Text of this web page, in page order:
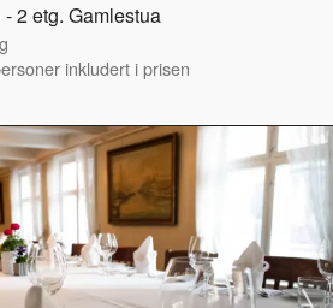
2 etg. Gamlestua
inkludert i prisen